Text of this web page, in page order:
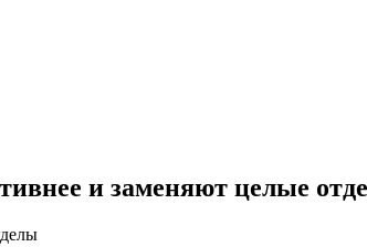
и заменяют целые